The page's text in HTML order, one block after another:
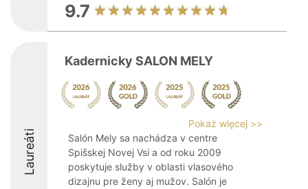
9.7
Laureáti
Kadernicky SALON MELY
Pokaż więcej >>
Salón Mely sa nachádza v centre
Spišskej Novej Vsi a od roku 2009
poskytuje služby v oblasti vlasového
dizajnu pre ženy aj mužov. Salón je